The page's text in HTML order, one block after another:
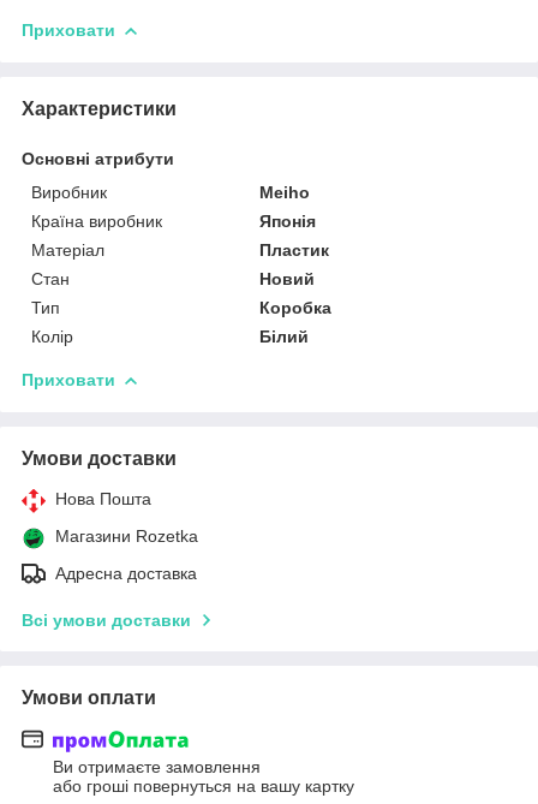
Приховати
Характеристики
Основні атрибути
Виробник
Meiho
Країна виробник
Японія
Матеріал
Пластик
Стан
Новий
Тип
Коробка
Колір
Білий
Приховати
Умови доставки
Нова Пошта
Магазини Rozetka
Адресна доставка
Всі умови доставки
Умови оплати
Ви отримаєте замовлення
або гроші повернуться на вашу картку